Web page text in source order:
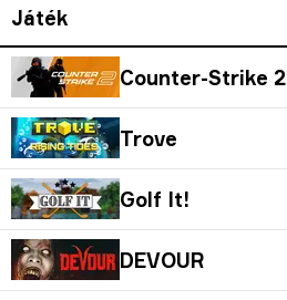
Játék
Counter-Strike 2
Trove
Golf It!
DEVOUR